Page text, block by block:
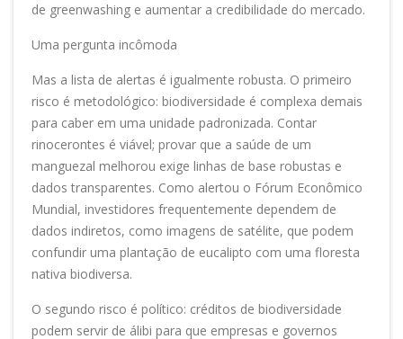
de greenwashing e aumentar a credibilidade do mercado.
Uma pergunta incômoda
Mas a lista de alertas é igualmente robusta. O primeiro
risco é metodológico: biodiversidade é complexa demais
para caber em uma unidade padronizada. Contar
rinocerontes é viável; provar que a saúde de um
manguezal melhorou exige linhas de base robustas e
dados transparentes. Como alertou o Fórum Econômico
Mundial, investidores frequentemente dependem de
dados indiretos, como imagens de satélite, que podem
confundir uma plantação de eucalipto com uma floresta
nativa biodiversa.
O segundo risco é político: créditos de biodiversidade
podem servir de álibi para que empresas e governos